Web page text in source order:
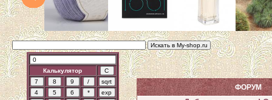
Калькулятор
ФОРУМ